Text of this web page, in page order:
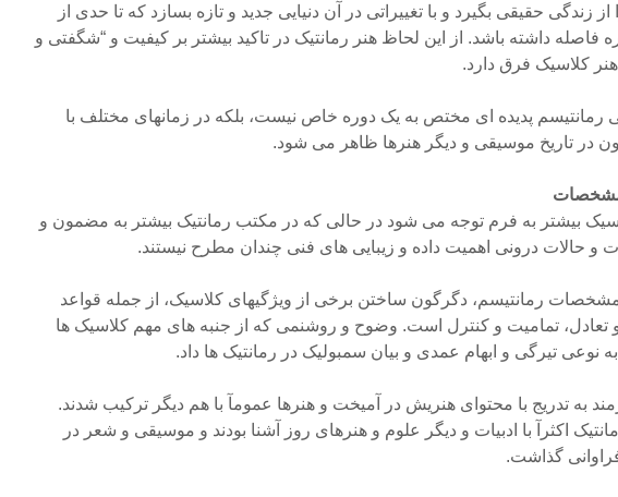
زندگی حقیقی بگیرد و با تغییراتی در آن دنیایی جدید و تازه بسازد که تا حدی از
فاصله داشته باشد. از این لحاظ هنر رمانتیک در تاکید بیشتر بر کیفیت و “شگفتی و
کلاسیک فرق دارد.
رمانتیسم پدیده ای مختص به یک دوره خاص نیست، بلکه در زمانهای مختلف با
در تاریخ موسیقی و دیگر هنرها ظاهر می شود.
مشخصات
بیشتر به فرم توجه می شود در حالی که در مکتب رمانتیک بیشتر به مضمون و
و حالات درونی اهمیت داده و زیبایی های فنی چندان مطرح نیستند.
رمانتیسم، دگرگون ساختن برخی از ویژگیهای کلاسیک، از جمله قواعد
تمامیت و کنترل است. وضوح و روشنمی که از جنبه های مهم کلاسیک ها
نوعی تیرگی و ابهام عمدی و بیان سمبولیک در رمانتیک ها داد.
به تدریج با محتوای هنریش در آمیخت و هنرها عمومآ با هم دیگر ترکیب شدند.
اکثرآ با ادبیات و دیگر علوم و هنرهای روز آشنا بودند و موسیقی و شعر در
فراوانی گذاشت.